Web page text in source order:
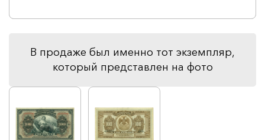
В продаже был именно тот экземпляр,
который представлен на фото